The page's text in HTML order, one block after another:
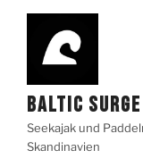
Zum
springen
BALTIC SURGE
Seekajak und
Skandinavien